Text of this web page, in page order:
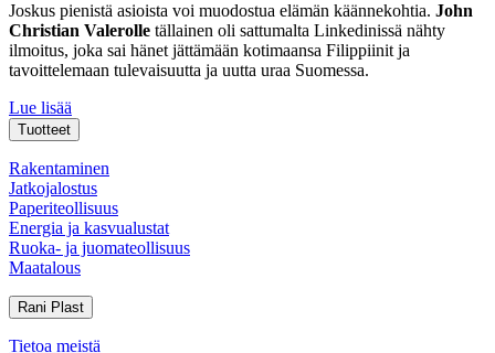
Joskus pienistä asioista voi muodostua elämän käännekohtia. John
Christian Valerolle tällainen oli sattumalta Linkedinissä nähty
ilmoitus, joka sai hänet jättämään kotimaansa Filippiinit ja
tavoittelemaan tulevaisuutta ja uutta uraa Suomessa.
Lue lisää
Tuotteet
Rakentaminen
Jatkojalostus
Paperiteollisuus
Energia ja kasvualustat
Ruoka- ja juomateollisuus
Maatalous
Rani Plast
Tietoa meistä